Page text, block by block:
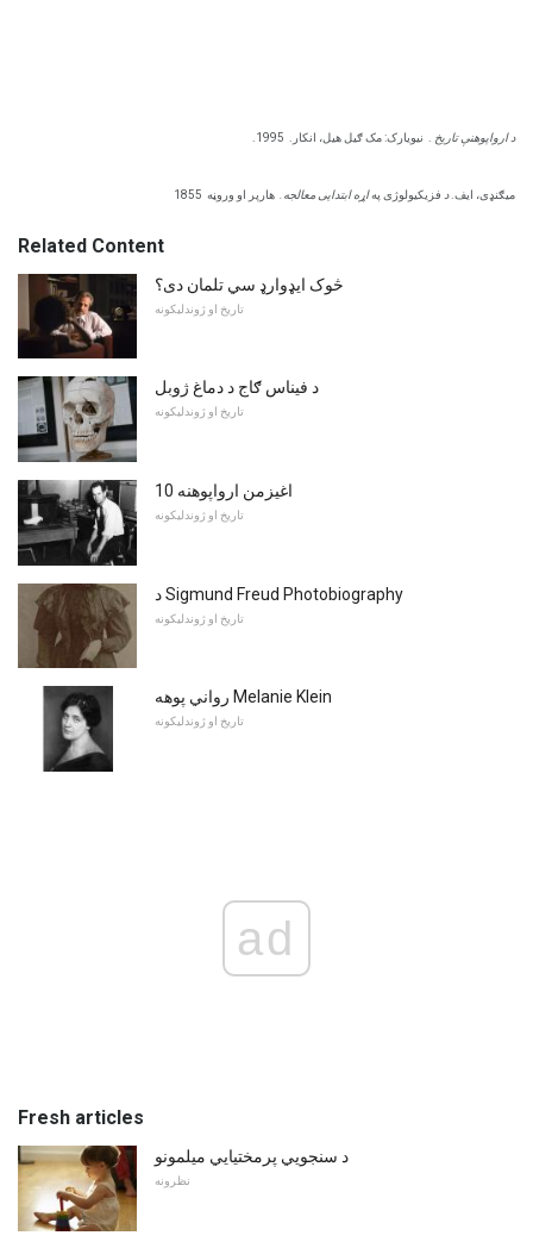
د ارواپوهنې تاریخ . نیویارک: مک ګیل هیل، انکار. 1995.
میګنډی، ایف.د فزیکیولوژی پهاړه ابتدایی معالجه. هارپر او وروڼه 1855
Related Content
څوک ایډوارډ سي تلمان دی؟
تاریخ او ژوندلیکونه
د فیناس ګاج د دماغ ژوبل
تاریخ او ژوندلیکونه
10 اغیزمن ارواپوهنه
تاریخ او ژوندلیکونه
د Sigmund Freud Photobiography
تاریخ او ژوندلیکونه
رواني پوهه Melanie Klein
تاریخ او ژوندلیکونه
ad
Fresh articles
د سنجویي پرمختیایي میلمونو
نظرونه